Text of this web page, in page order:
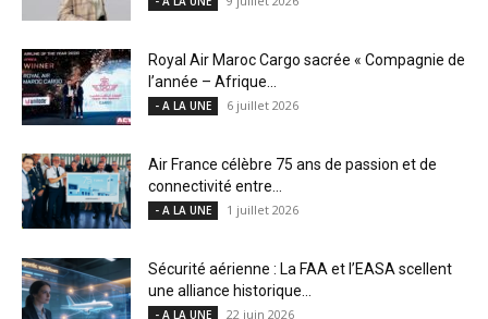
Royal Air Maroc Cargo sacrée « Compagnie de
l’année – Afrique...
- A LA UNE 6 juillet 2026
Air France célèbre 75 ans de passion et de
connectivité entre...
- A LA UNE 1 juillet 2026
Sécurité aérienne : La FAA et l’EASA scellent
une alliance historique...
- A LA UNE 22 juin 2026